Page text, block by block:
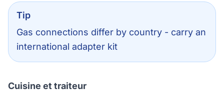
Tip
Gas connections differ by country - carry an
international adapter kit
Cuisine et traiteur